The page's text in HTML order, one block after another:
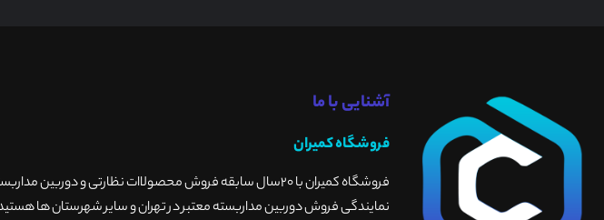
آشنایی با ما
فروشگاه کمیران
فروشگاه کمیران با ۲۰سال سابقه فروش محصولاات نظارتی و
نمایندگی فروش دوربین مداربسته معتبر در تهران و سایر شهرستان ها